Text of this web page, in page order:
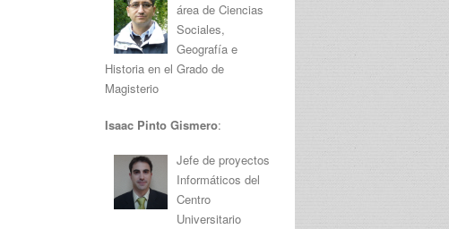
área de Ciencias
Sociales,
Geografía e
Historia en el Grado de
Magisterio
Isaac Pinto Gismero:
Jefe de proyectos
Informáticos del
Centro
Universitario